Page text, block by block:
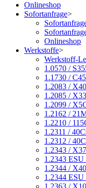
Onlineshop
Sofortanfrage>
Onlineshop
Werkstoffe>
Werkstoff-
1.0570 /
1.1730 /
1.2083 /
1.2085 /
1.2099 /
1.2162 /
1.2210 /
1.2311 /
1.2312 /
1.2343 /
1.2343
1.2344 /
1.2344
1.2363 /